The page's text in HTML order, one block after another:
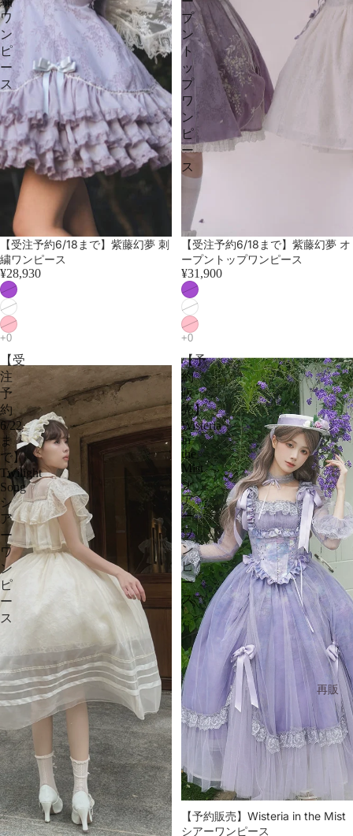
再販
ワ
ン
ピ
ー
ス
売り切れ
【受注予約6/18まで】紫藤幻夢 刺
繍ワンピース
¥28,930
プ
ン
ト
ッ
プ
ワ
ン
ピ
ー
ス
売り切れ
【受注予約6/18まで】紫藤幻夢 オ
ープントップワンピース
¥31,900
【受
注
予
約
6/22
ま
で】
Twilight
Song
シ
ア
ー
ワ
ン
ピ
ー
ス
【予
約
販
売】
Wisteria
in
the
Mist
シ
ア
ー
ワ
ン
ピ
ー
ス
【予約販売】Wisteria in the Mist
シアーワンピース